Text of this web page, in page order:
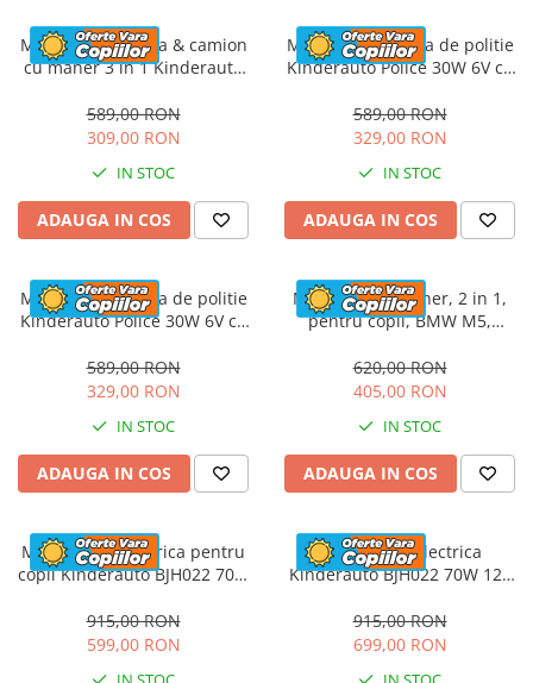
Masinuta electrica & camion
cu maner 3 in 1 Kinderauto
tapitat, music player
589,00 RON
309,00 RON
IN STOC
ADAUGA IN COS
Masinuta electrica de politie
Kinderauto Police 30W 6V cu
bluetooth, culoare Alb
589,00 RON
329,00 RON
IN STOC
ADAUGA IN COS
Masinuta electrica de politie
Kinderauto Police 30W 6V cu
bluetooth, culoare Rosu
589,00 RON
329,00 RON
IN STOC
ADAUGA IN COS
Masinuta cu maner, 2 in 1,
pentru copii, BMW M5,
620,00 RON
405,00 RON
IN STOC
ADAUGA IN COS
Motocicleta electrica pentru
copii Kinderauto BJH022 70W
915,00 RON
599,00 RON
Motocicleta electrica
Kinderauto BJH022 70W 12V
culoare Rosie
915,00 RON
699,00 RON